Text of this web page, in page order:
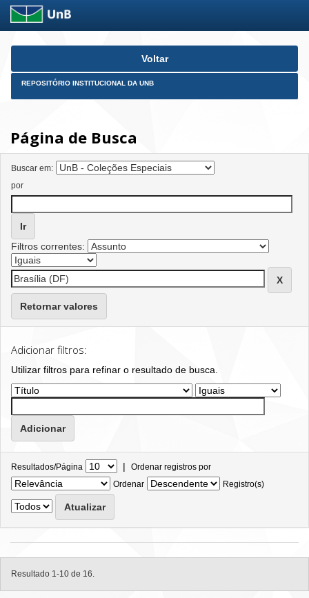
Skip
Voltar
REPOSITÓRIO INSTITUCIONAL DA UNB
Página de Busca
Buscar em:
por
Filtros correntes:
Retornar valores
Adicionar filtros:
Utilizar filtros para refinar o resultado de busca.
Resultados/Página | Ordenar registros por
Ordenar
Registro(s)
Resultado 1-10 de 16.